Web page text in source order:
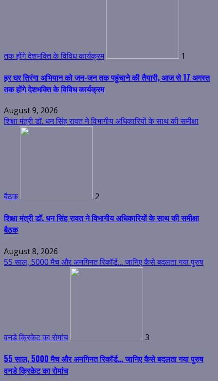
तक होंगे देशभक्ति के विविध कार्यक्रम 1
हर घर तिरंगा अभियान को जन-जन तक पहुंचाने की तैयारी, आज से 17 अगस्त
तक होंगे देशभक्ति के विविध कार्यक्रम
August 9, 2026
शिक्षा मंत्री डॉ. धन सिंह रावत ने विभागीय अधिकारियों के साथ की समीक्षा
बैठक 2
शिक्षा मंत्री डॉ. धन सिंह रावत ने विभागीय अधिकारियों के साथ की समीक्षा
बैठक
August 8, 2026
55 साल, 5000 मैच और अनगिनत रिकॉर्ड… जानिए कैसे बदलता गया पुरुष
वनडे क्रिकेट का रोमांच 3
55 साल, 5000 मैच और अनगिनत रिकॉर्ड… जानिए कैसे बदलता गया पुरुष
वनडे क्रिकेट का रोमांच